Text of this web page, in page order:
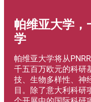
帕维亚大学，
学
Abstract
帕维亚大学将从
千五百万欧元的科研
技、生物多样性、神
目。除了意大利科研